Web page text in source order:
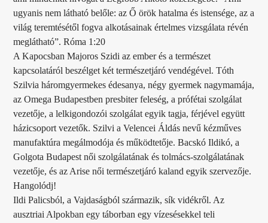
ugyanis nem látható belőle: az Ő örök hatalma és istensége, az a
világ teremtésétől fogva alkotásainak értelmes vizsgálata révén
meglátható”. Róma 1:20
A Kapocsban Majoros Szidi az ember és a természet
kapcsolatáról beszélget két természetjáró vendégével. Tóth
Szilvia háromgyermekes édesanya, négy gyermek nagymamája,
az Omega Budapestben presbiter feleség, a prófétai szolgálat
vezetője, a lelkigondozói szolgálat egyik tagja, férjével együtt
házicsoport vezetők. Szilvi a Velencei Áldás nevű kézműves
manufaktúra megálmodója és működtetője. Bacskó Ildikó, a
Golgota Budapest női szolgálatának és tolmács-szolgálatának
vezetője, és az Arise női természetjáró kaland egyik szervezője.
Hangolódj!
Ildi Palicsból, a Vajdaságból származik, sík vidékről. Az
ausztriai Alpokban egy táborban egy vízesésekkel teli